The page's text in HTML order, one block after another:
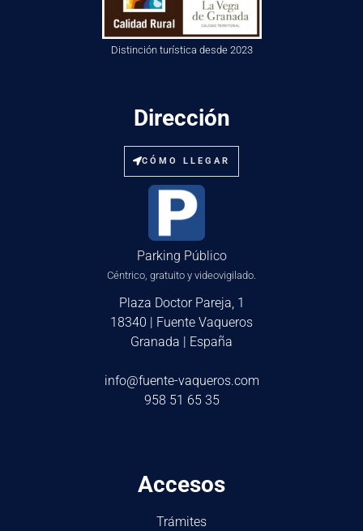
Distinción turística desde 2023
Dirección
CÓMO LLEGAR
Parking Público
Céntrico, gratuito y videovigilado.
Plaza Doctor Pareja, 1
18340 | Fuente Vaqueros
Granada | España
info@fuente-vaqueros.com
958 51 65 35
Accesos
Trámites